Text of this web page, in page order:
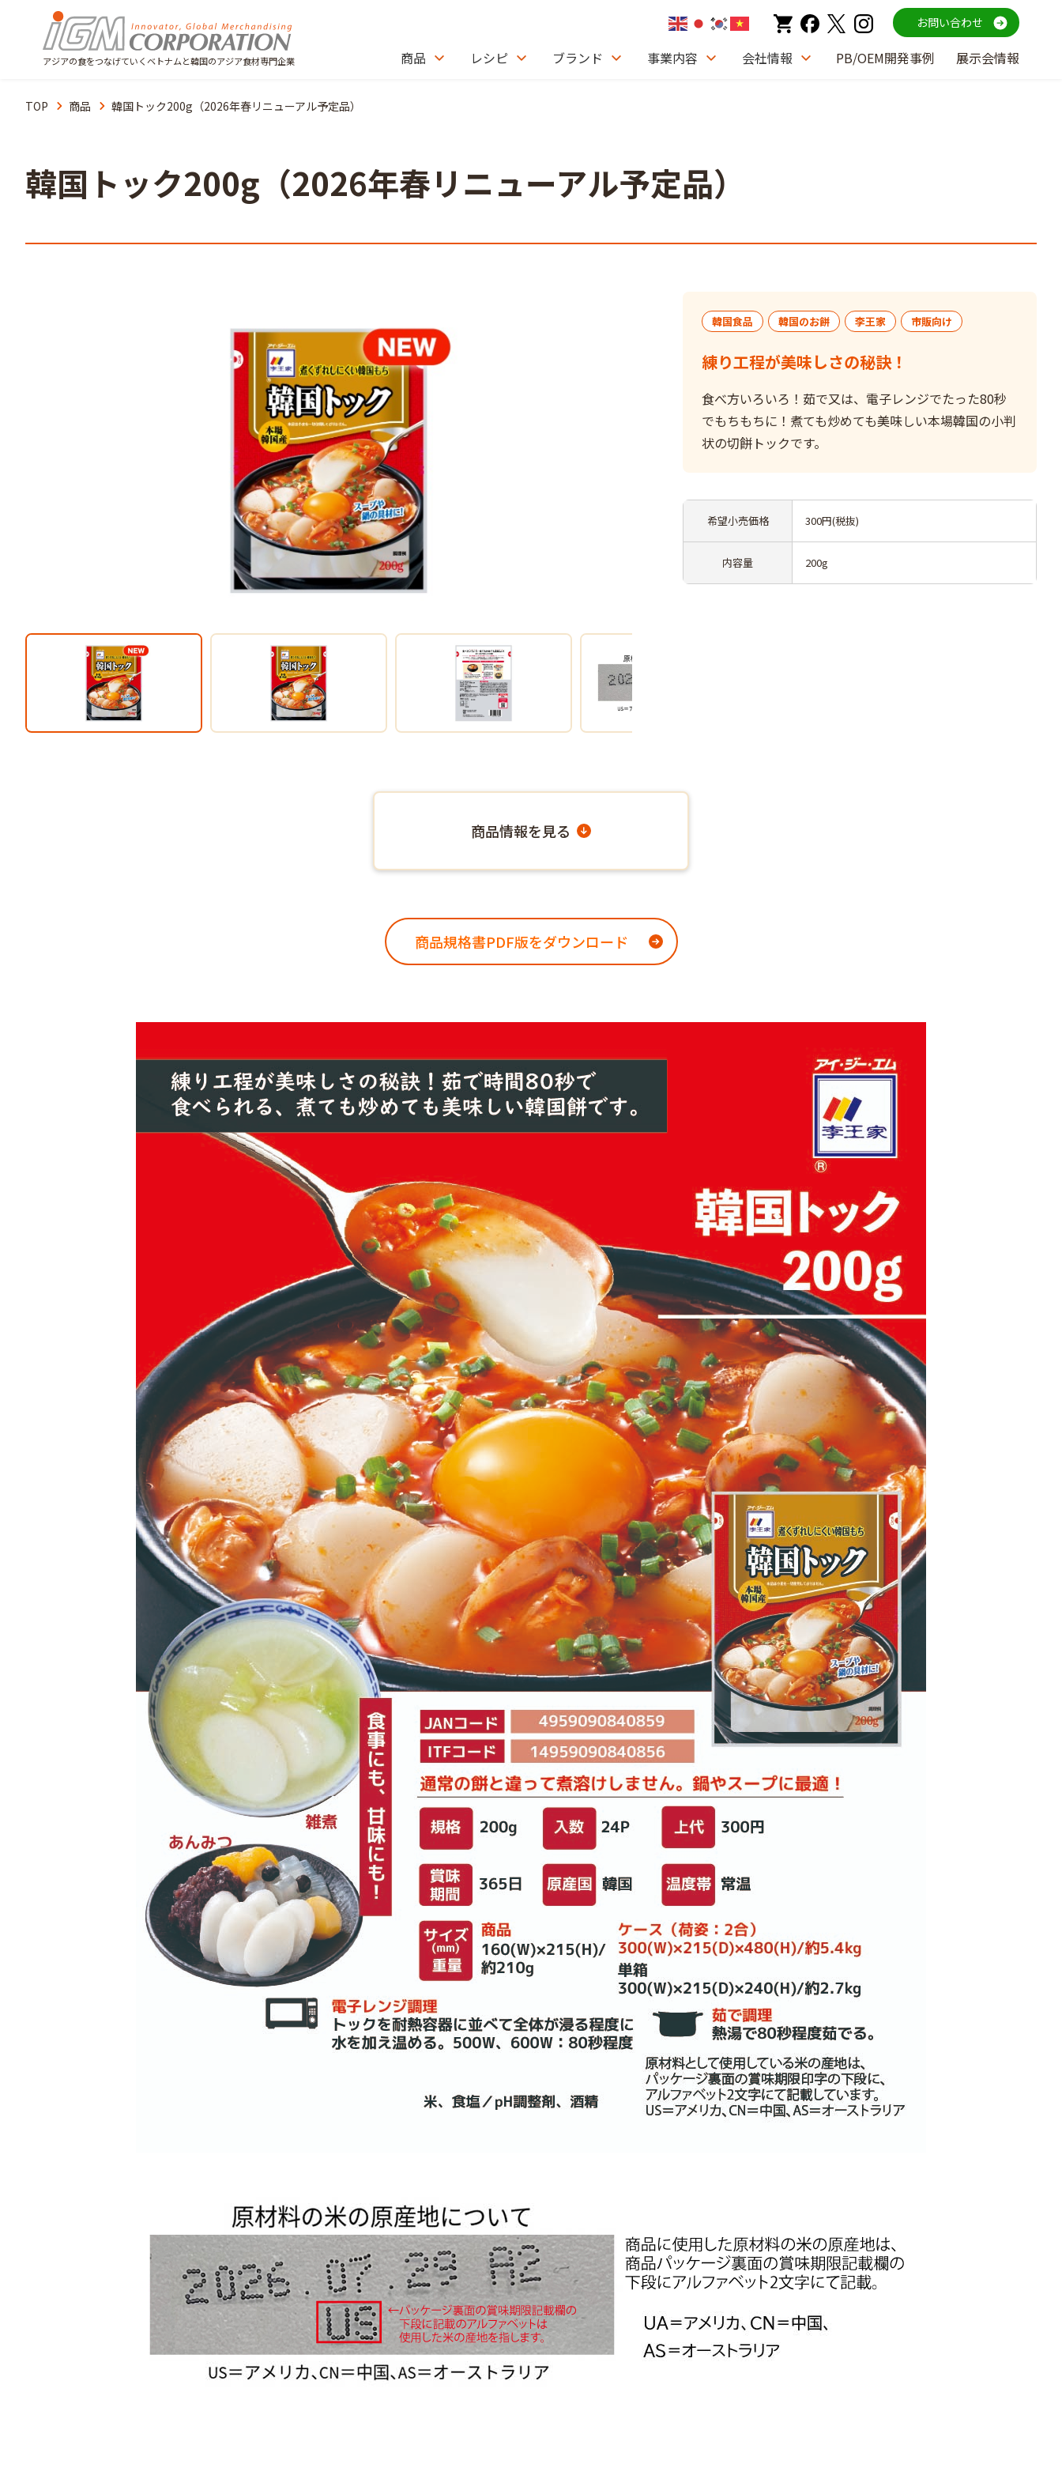
アジアの食をつなげていくベトナムと韓国のアジア食材専門企業 商品 レシピ ブランド 事業内容 会社情報 PB/OEM開発事例 展示会情報
お問い合わせ
TOP 商品 韓国トック200g（2026年春リニューアル予定品）
韓国トック200g（2026年春リニューアル予定品）
韓国食品 韓国のお餅 李王家 市販向け
練り工程が美味しさの秘訣！
食べ方いろいろ！茹で又は、電子レンジでたった80秒
でもちもちに！煮ても炒めても美味しい本場韓国の小判
状の切餅トックです。
希望小売価格 300円(税抜)
内容量 200g
商品情報を見る
商品規格書PDF版をダウンロード